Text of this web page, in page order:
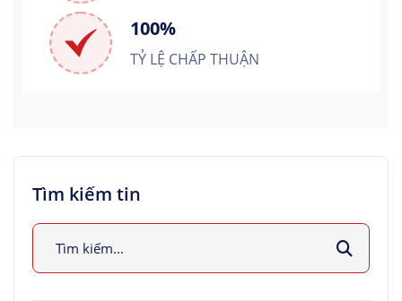
100%
TỶ LỆ CHẤP THUẬN
Tìm kiếm tin